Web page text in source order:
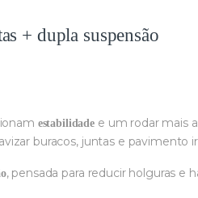
+ dupla suspensão
estabilidade e um rodar mais
buracos, juntas e pavimento
, pensada para reducir holguras e